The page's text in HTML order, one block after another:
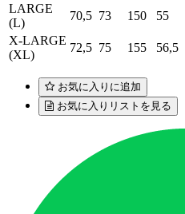
LARGE
(L)
70,5 73 150
55
X-LARGE
(XL)
72,5 75 155 56,5
お気に入りに追加
お気に入りリストを見る